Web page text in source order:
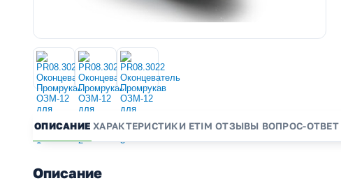
ОПИСАНИЕ ХАРАКТЕРИСТИКИ ETIM ОТЗЫВЫ ВОПРОС-ОТВЕТ
Описание